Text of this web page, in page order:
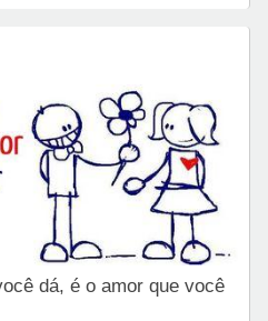
dá, é o amor que você